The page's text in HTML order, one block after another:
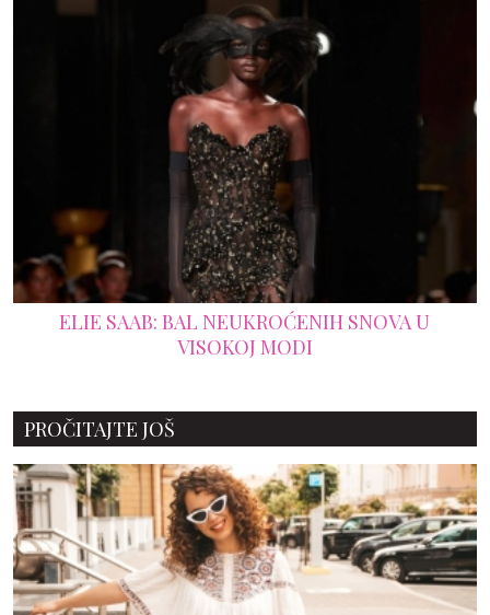
ELIE SAAB: BAL NEUKROĆENIH SNOVA U
VISOKOJ MODI
PROČITAJTE JOŠ